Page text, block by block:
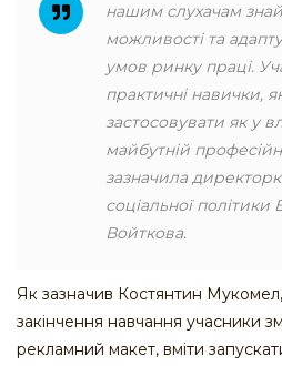
нашим слухачам
можливості та
умов ринку праці.
практичні навички,
застосовувати як у
майбутній
зазначила
соціальної
Войткова.
Як зазначив Костянтин
закінчення навчання учасники
рекламний макет, вміти